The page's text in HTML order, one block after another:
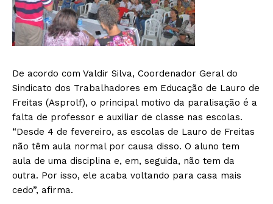
De acordo com Valdir Silva, Coordenador Geral do
Sindicato dos Trabalhadores em Educação de Lauro de
Freitas (Asprolf), o principal motivo da paralisação é a
falta de professor e auxiliar de classe nas escolas.
“Desde 4 de fevereiro, as escolas de Lauro de Freitas
não têm aula normal por causa disso. O aluno tem
aula de uma disciplina e, em, seguida, não tem da
outra. Por isso, ele acaba voltando para casa mais
cedo”, afirma.